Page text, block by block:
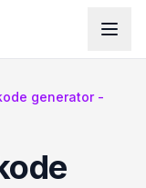
generator -